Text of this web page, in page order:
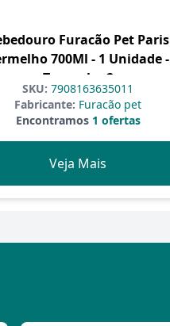
Furacão Pet Paris
700Ml - 1 Unidade -
Tamanho 2
SKU: 7908163635011
Fabricante: Furacão pet
Encontramos1 ofertas
Veja Mais